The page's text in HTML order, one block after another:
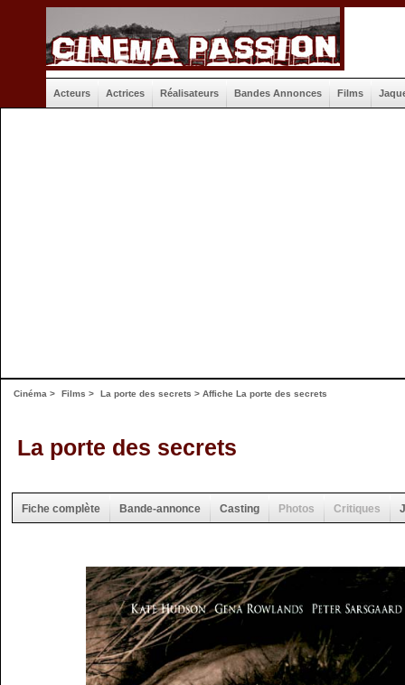
Acteurs Actrices Réalisateurs Bandes Annonces Films
Cinéma > Films > La porte des secrets > Affiche La porte des secrets
La porte des secrets
Fiche complète Bande-annonce Casting Photos Critiques